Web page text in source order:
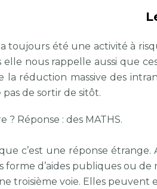
toujours été une activité à
elle nous rappelle aussi que
la réduction massive des
de sortir de sitôt.
? Réponse : des MATHS.
c’est une réponse
forme d’aides publiques ou
troisième voie. Elles peuvent